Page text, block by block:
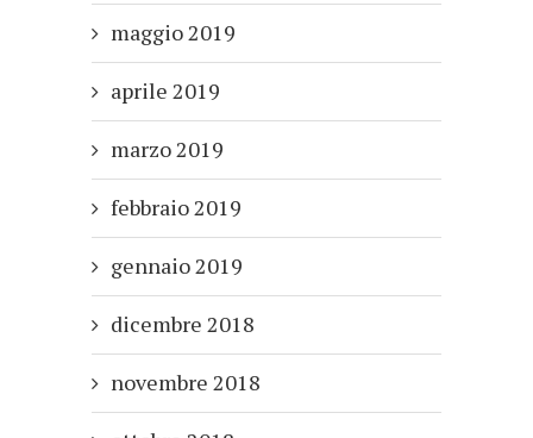
maggio 2019
aprile 2019
marzo 2019
febbraio 2019
gennaio 2019
dicembre 2018
novembre 2018